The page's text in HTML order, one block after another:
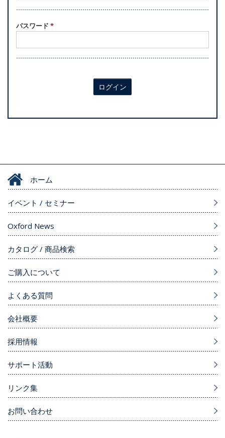
パスワード *
ログイン
ホーム
イベント / セミナー
Oxford News
カタログ / 商品検索
ご購入について
よくある質問
会社概要
採用情報
サポート活動
リンク集
お問い合わせ